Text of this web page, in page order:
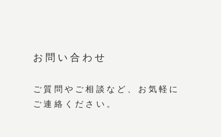
お問い合わせ
ご質問やご相談など、 お気軽に
ご連絡ください。